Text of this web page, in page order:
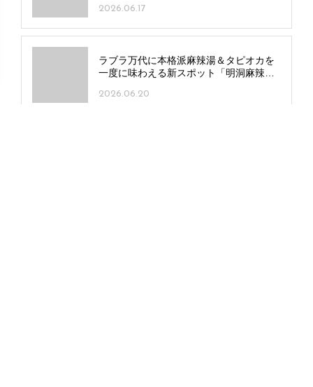
に
2026.06.17
ラブラ万代に本格派麻辣湯＆タピオカを
一度に味わえる新スポット「明洞麻辣湯
2026.06.20